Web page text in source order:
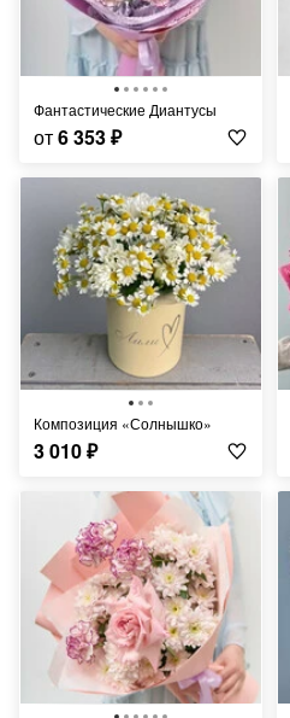
Фантастические Диантусы
от6 353₽
Композиция «Солнышко»
3 010₽